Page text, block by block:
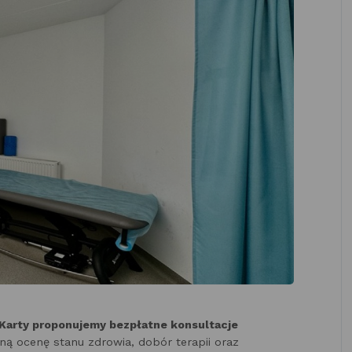
proponujemy bezpłatne konsultacje
ocenę stanu zdrowia, dobór terapii oraz